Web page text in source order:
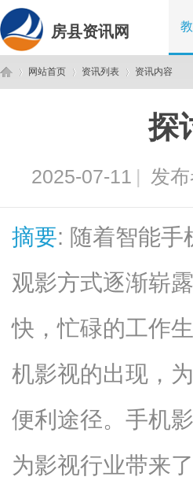
房县资讯网
网站首页 资讯列表 资讯内容
探
2025-07-11 | 发
摘要: 随着智能手
观影方式逐渐崭
快，忙碌的工作
机影视的出现，
便利途径。手机
为影视行业带来